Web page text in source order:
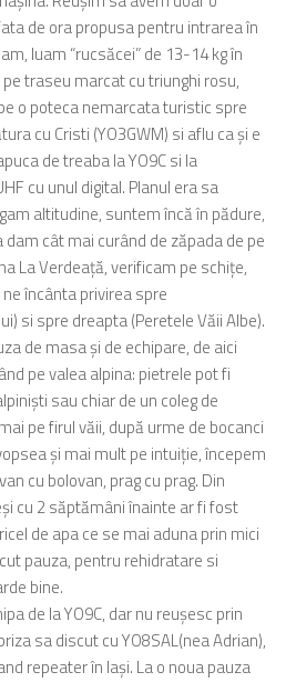
de ora propusa pentru intrarea în
luam “rucsăcei” de 13-14 kg în
pe traseu marcat cu triunghi rosu,
o poteca nemarcata turistic spre
cu Cristi (YO3GWM) si aflu ca și e
de treaba la YO9C si la
cu unul digital. Planul era sa
altitudine, suntem încă în pădure,
cât mai curând de zăpada de pe
La Verdeață, verificam pe schițe,
încânta privirea spre
si spre dreapta (Peretele Văii Albe).
de masa și de echipare, de aici
pe valea alpina: pietrele pot fi
sau chiar de un coleg de
pe firul văii, după urme de bocanci
și mai mult pe intuiție, începem
cu bolovan, prag cu prag. Din
cu 2 săptămâni înainte ar fi fost
de apa ce se mai aduna prin mici
pauza, pentru rehidratare si
bine.
de la YO9C, dar nu reușesc prin
sa discut cu YO8SAL(nea Adrian),
repeater în Iași. La o noua pauza